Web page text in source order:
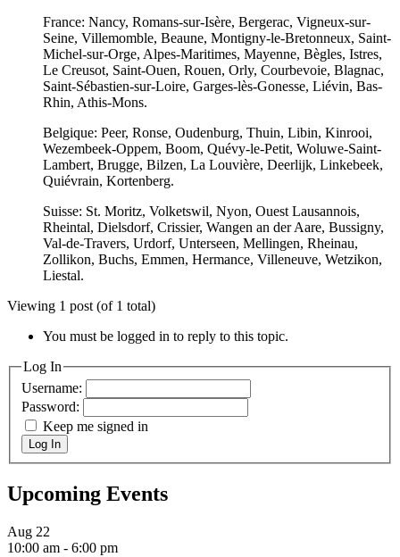
France: Nancy, Romans-sur-Isère, Bergerac, Vigneux-sur-
Seine, Villemomble, Beaune, Montigny-le-Bretonneux, Saint-
Michel-sur-Orge, Alpes-Maritimes, Mayenne, Bègles, Istres,
Le Creusot, Saint-Ouen, Rouen, Orly, Courbevoie, Blagnac,
Saint-Sébastien-sur-Loire, Garges-lès-Gonesse, Liévin, Bas-
Rhin, Athis-Mons.
Belgique: Peer, Ronse, Oudenburg, Thuin, Libin, Kinrooi,
Wezembeek-Oppem, Boom, Quévy-le-Petit, Woluwe-Saint-
Lambert, Brugge, Bilzen, La Louvière, Deerlijk, Linkebeek,
Quiévrain, Kortenberg.
Suisse: St. Moritz, Volketswil, Nyon, Ouest Lausannois,
Rheintal, Dielsdorf, Crissier, Wangen an der Aare, Bussigny,
Val-de-Travers, Urdorf, Unterseen, Mellingen, Rheinau,
Zollikon, Buchs, Emmen, Hermance, Villeneuve, Wetzikon,
Liestal.
Viewing 1 post (of 1 total)
You must be logged in to reply to this topic.
Log In
Username:
Password:
Keep me signed in
Log In
Upcoming Events
Aug 22
10:00 am - 6:00 pm